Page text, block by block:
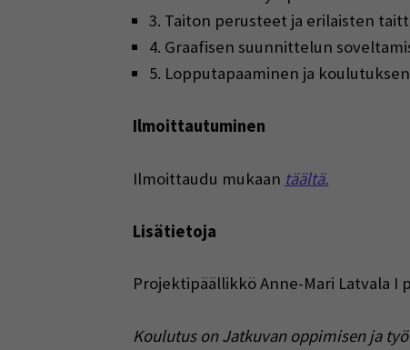
3. Taiton perusteet ja erilaisten
4. Graafisen suunnittelun
5. Lopputapaaminen ja
Ilmoittautuminen
Ilmoittaudu mukaan täältä.
Lisätietoja
Projektipäällikkö Anne-Mari Latvala I
Koulutus on Jatkuvan oppimisen ja